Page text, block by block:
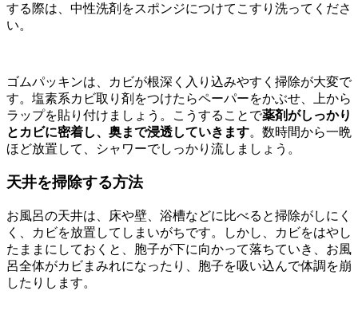
する際は、中性洗剤をスポンジにつけてこすり洗ってくださ
い。
ゴムパッキンは、カビが根深く入り込みやすく掃除が大変で
す。塩素系カビ取り剤をつけたらペーパーをかぶせ、上から
ラップを貼り付けましょう。こうすることで薬剤がしっかり
とカビに密着し、奥まで浸透していきます。数時間から一晩
ほど放置して、シャワーでしっかり流しましょう。
天井を掃除する方法
お風呂の天井は、床や壁、浴槽などに比べると掃除がしにく
く、カビを放置してしまいがちです。しかし、カビをはやし
たままにしておくと、胞子が下に向かって落ちていき、お風
呂全体がカビまみれになったり、胞子を吸い込んで体調を崩
したりします。